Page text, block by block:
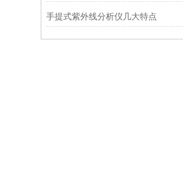
手提式紫外线分析仪几大特点